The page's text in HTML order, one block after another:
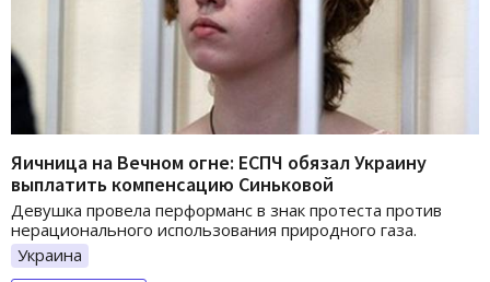
Яичница на Вечном огне: ЕСПЧ обязал Украину
выплатить компенсацию Синьковой
Девушка провела перформанс в знак протеста против
нерационального использования природного газа.
Украина